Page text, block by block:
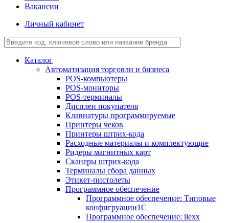
Вакансии
Личный кабинет
Каталог
Автоматизация торговли и бизнеса
POS-компьютеры
POS-мониторы
POS-терминалы
Дисплеи покупателя
Клавиатуры программируемые
Принтеры чеков
Принтеры штрих-кода
Расходные материалы и комплектующие
Ридеры магнитных карт
Сканеры штрих-кода
Терминалы сбора данных
Этикет-пистолеты
Программное обеспечение
Программное обеспечение: Типовые
конфигруации1С
Программное обеспечение: ilexx